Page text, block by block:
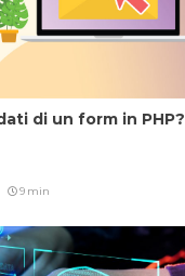
di un form in PHP?
9 min